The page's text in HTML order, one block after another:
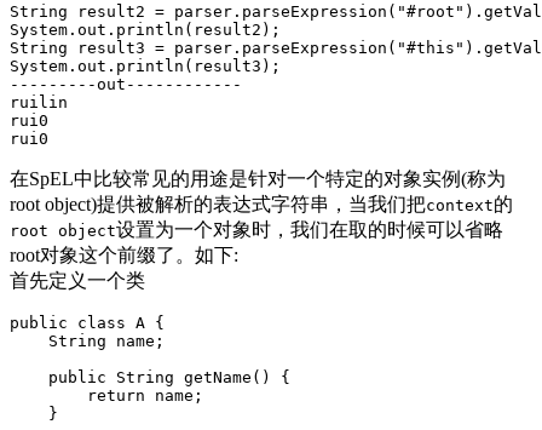
String result2 =
System.out.println(result2);
String result3 =
System.out.println(result3);
---------out------------
ruilin
rui0
rui0
在SpEL中比较常见的用途是针对一个特定的对象实例(称为
root object)提供被解析的表达式字符串，当我们把context的
root object设置为一个对象时，我们在取的时候可以省略
root对象这个前缀了。如下:
首先定义一个类
public class A {
    String name;
    public String getName() {
        return name;
    }